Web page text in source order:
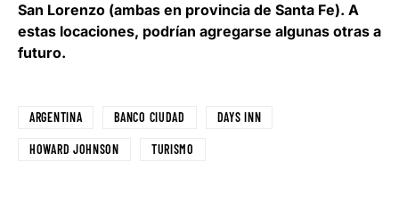
San Lorenzo (ambas en provincia de Santa Fe). A
estas locaciones, podrían agregarse algunas otras a
futuro.
ARGENTINA BANCO CIUDAD DAYS INN
HOWARD JOHNSON TURISMO